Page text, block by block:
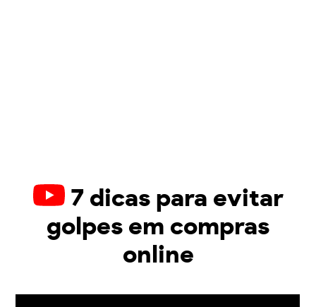
7 dicas para evitar
golpes em compras
online